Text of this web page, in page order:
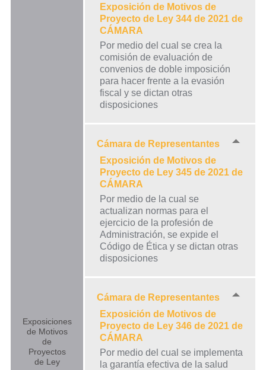
Exposiciones
de Motivos
de
Proyectos
de Ley
Exposición de Motivos de
Proyecto de Ley 344 de 2021 de
CÁMARA
Por medio del cual se crea la
comisión de evaluación de
convenios de doble imposición
para hacer frente a la evasión
fiscal y se dictan otras
disposiciones
Cámara de Representantes
Exposición de Motivos de
Proyecto de Ley 345 de 2021 de
CÁMARA
Por medio de la cual se
actualizan normas para el
ejercicio de la profesión de
Administración, se expide el
Código de Ética y se dictan otras
disposiciones
Cámara de Representantes
Exposición de Motivos de
Proyecto de Ley 346 de 2021 de
CÁMARA
Por medio del cual se implementa
la garantía efectiva de la salud